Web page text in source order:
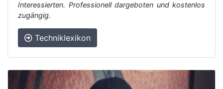
Interessierten. Professionell dargeboten und kostenlos
zugängig.
Techniklexikon